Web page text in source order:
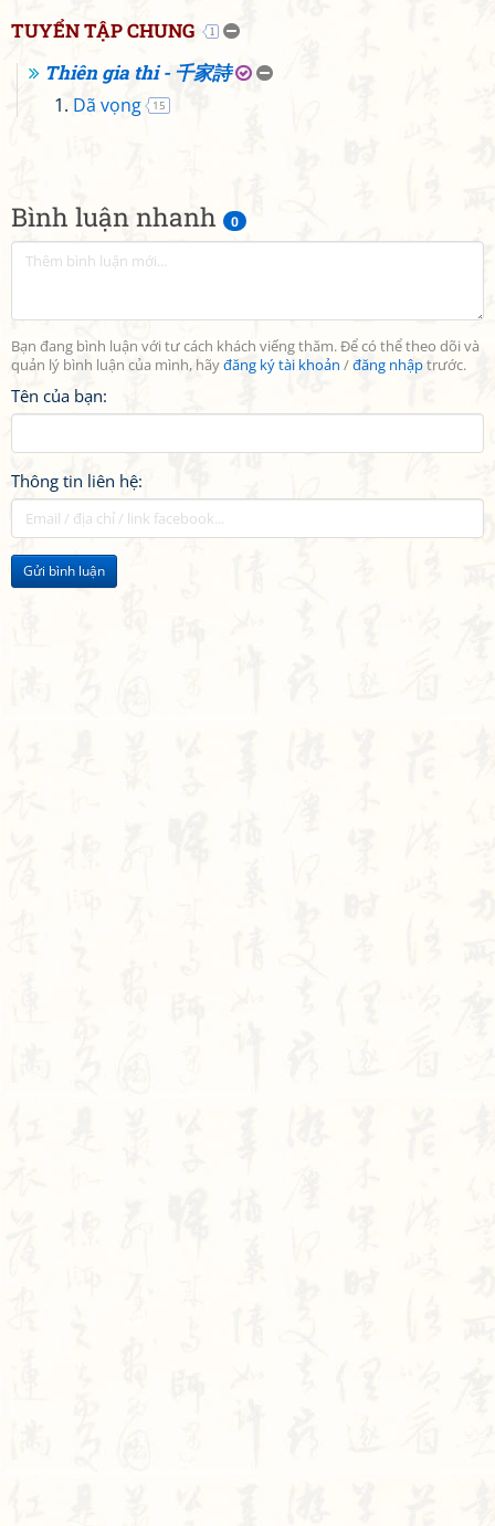
Bình luận nhanh 0
Bạn đang bình luận với tư cách khách viếng thăm. Để có thể theo dõi và
quản lý bình luận của mình, hãyđăng ký tài khoản /đăng nhậptrước.
Tên của bạn:
Thông tin liên hệ:
Gửi bình luận
TUYỂN TẬP CHUNG 1
Thiên gia thi - 千家詩
Dã vọng 15